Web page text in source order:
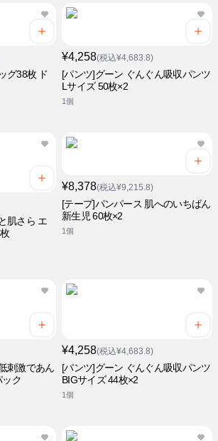
グ38枚 ド
¥4,258(税込¥4,683.8)
[パンツ]グーン ぐんぐん吸収パンツ
Lサイズ 50枚×2
1個
肌さら エ
¥8,378(税込¥9,215.8)
[テープ]パンパース 肌へのいちばん
新生児 60枚×2
1個
刺激であん
ック
¥4,258(税込¥4,683.8)
[パンツ]グーン ぐんぐん吸収パンツ
BIGサイズ 44枚×2
1個